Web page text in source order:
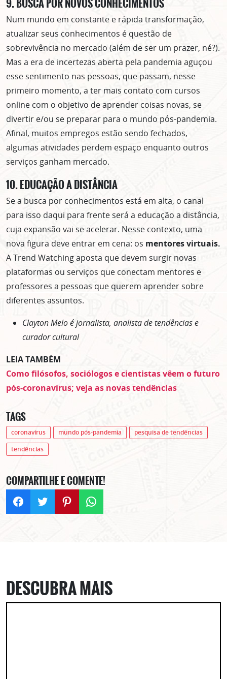
9. BUSCA POR NOVOS CONHECIMENTOS
Num mundo em constante e rápida transformação,
atualizar seus conhecimentos é questão de
sobrevivência no mercado (além de ser um prazer, né?).
Mas a era de incertezas aberta pela pandemia aguçou
esse sentimento nas pessoas, que passam, nesse
primeiro momento, a ter mais contato com cursos
online com o objetivo de aprender coisas novas, se
divertir e/ou se preparar para o mundo pós-pandemia.
Afinal, muitos empregos estão sendo fechados,
algumas atividades perdem espaço enquanto outros
serviços ganham mercado.
10. EDUCAÇÃO A DISTÂNCIA
Se a busca por conhecimentos está em alta, o canal
para isso daqui para frente será a educação a distância,
cuja expansão vai se acelerar. Nesse contexto, uma
nova figura deve entrar em cena: os mentores virtuais.
A Trend Watching aposta que devem surgir novas
plataformas ou serviços que conectam mentores e
professores a pessoas que querem aprender sobre
diferentes assuntos.
Clayton Melo é jornalista, analista de tendências e
curador cultural
LEIA TAMBÉM
Como filósofos, sociólogos e cientistas vêem o futuro
pós-coronavírus; veja as novas tendências
TAGS
coronavírus mundo pós-pandemia
pesquisa de tendências
tendências
COMPARTILHE E COMENTE!
DESCUBRA MAIS